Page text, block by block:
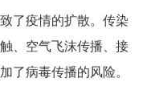
了疫情的扩散。传染
、空气飞沫传播、接
了病毒传播的风险。